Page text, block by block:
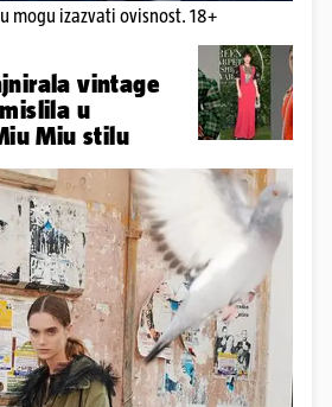
mogu izazvati ovisnost. 18+
vintage
u
Miu stilu